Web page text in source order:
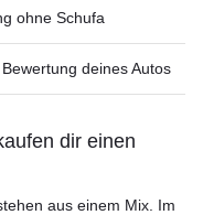
ohne Schufa
deines Autos
dir einen
aus einem Mix. Im